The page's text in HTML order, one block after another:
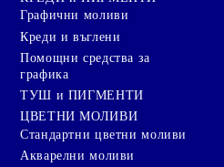
Графични моливи
Креди и въглени
Помощни средства за
графика
ТУШ и ПИГМЕНТИ
ЦВЕТНИ МОЛИВИ
Стандартни цветни моливи
Акварелни моливи